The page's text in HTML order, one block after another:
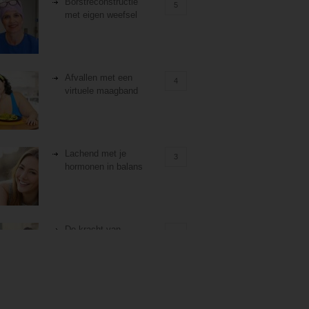
met eigen weefsel
5
Afvallen met een
virtuele maagband
4
Lachend met je
hormonen in balans
3
De kracht van